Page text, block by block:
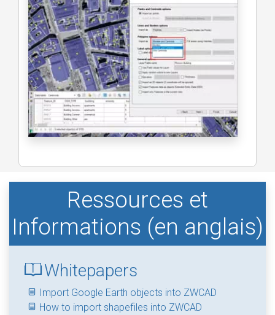
Ressources et
Informations (en anglais)
Whitepapers
Import Google Earth objects into ZWCAD
How to import shapefiles into ZWCAD